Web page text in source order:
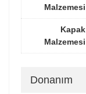
Malzemesi
Kapak
Malzemesi
Donanım